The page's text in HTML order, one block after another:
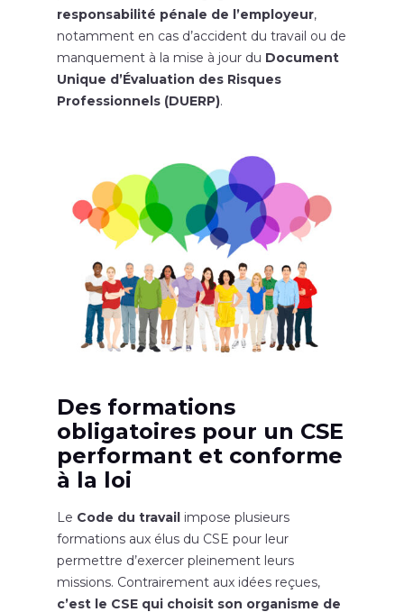
responsabilité pénale de l’employeur,
notamment en cas d’accident du travail ou de
manquement à la mise à jour du Document
Unique d’Évaluation des Risques
Professionnels (DUERP).
Des formations
obligatoires pour un CSE
performant et conforme
à la loi
Le Code du travail impose plusieurs
formations aux élus du CSE pour leur
permettre d’exercer pleinement leurs
missions. Contrairement aux idées reçues,
c’est le CSE qui choisit son organisme de